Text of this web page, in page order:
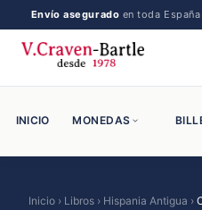
Catálogos
Envío asegurado en toda
INICIO MONEDAS
Inicio › Libros › Hispania Antigua ›